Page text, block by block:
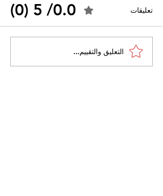
الخارجية الجزائرية: "طرد
فرنسا لرعيّة جزائري انتهاك
تعليقات 0.0/ 5 (0)
التعليق والتقييم...